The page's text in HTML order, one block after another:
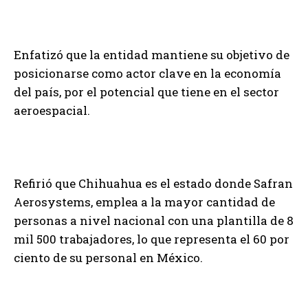
Enfatizó que la entidad mantiene su objetivo de
posicionarse como actor clave en la economía
del país, por el potencial que tiene en el sector
aeroespacial.
Refirió que Chihuahua es el estado donde Safran
Aerosystems, emplea a la mayor cantidad de
personas a nivel nacional con una plantilla de 8
mil 500 trabajadores, lo que representa el 60 por
ciento de su personal en México.